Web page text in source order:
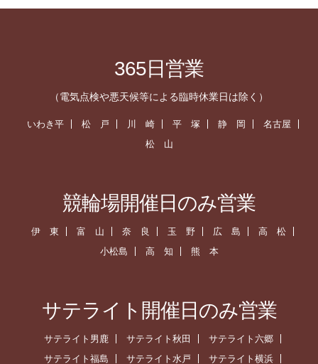
365日営業
（電気点検や悪天候等による臨時休業日は除く）
いわき平 松 戸 川 崎 平 塚 静 岡
名古屋
松 山
競輪場開催日のみ営業
伊 東 富 山 奈 良 玉 野 広 島
高 松
小松島
高 知 熊 本
サテライト開催日のみ営業
サテライト男鹿 サテライト秋田
サテライト六郷
サテライト福島
サテライト水戸 サテライト横浜